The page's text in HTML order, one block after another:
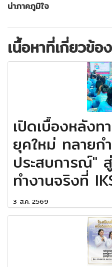
น่าภาคภูมิใจ
เนื้อหาที่เกี่ยวข้อง
เปิดเบื้องหลัง
ยุคใหม่ ทลายก
ประสบการณ์"
ทำงานจริงที่
3 ส.ค. 2569